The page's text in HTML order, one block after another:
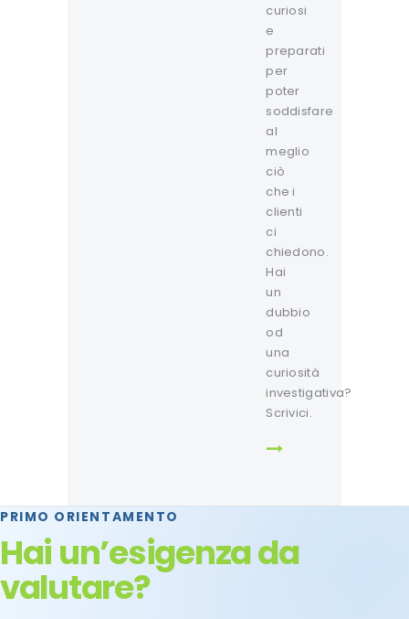
curiosi
e
preparati
per
poter
soddisfare
al
meglio
ciò
che i
clienti
ci
chiedono.
Hai
un
dubbio
od
una
curiosità
investigativa?
Scrivici.
PRIMO ORIENTAMENTO
Hai un’esigenza da
valutare?